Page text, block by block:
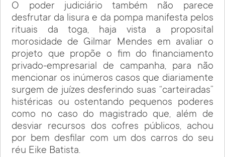
O poder judiciário também não parece
desfrutar da lisura e da pompa manifesta pelos
rituais da toga, haja vista a proposital
morosidade de Gilmar Mendes em avaliar o
projeto que propõe o fim do financiamento
privado-empresarial de campanha, para não
mencionar os inúmeros casos que diariamente
surgem de juízes desferindo suas “carteiradas”
histéricas ou ostentando pequenos poderes
como no caso do magistrado que, além de
desviar recursos dos cofres públicos, achou
por bem desfilar com um dos carros do seu
réu Eike Batista.